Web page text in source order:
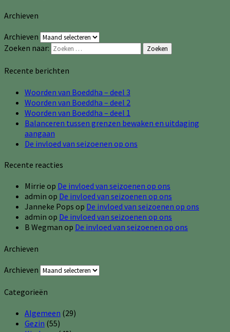
Archieven
Archieven
Zoeken naar:
Zoeken
Recente berichten
Woorden van Boeddha – deel 3
Woorden van Boeddha – deel 2
Woorden van Boeddha – deel 1
Balanceren tussen grenzen bewaken en uitdaging
aangaan
De invloed van seizoenen op ons
Recente reacties
Mirrie op De invloed van seizoenen op ons
admin op De invloed van seizoenen op ons
Janneke Pops op De invloed van seizoenen op ons
admin op De invloed van seizoenen op ons
B Wegman op De invloed van seizoenen op ons
Archieven
Archieven
Categorieën
Algemeen (29)
Gezin (55)